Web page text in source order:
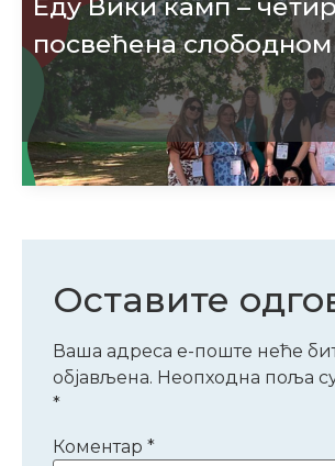
Еду Вики камп –
посвећена
Оставите
Ваша адреса е-поште неће
објављена. Неопходна поља
*
Коментар *